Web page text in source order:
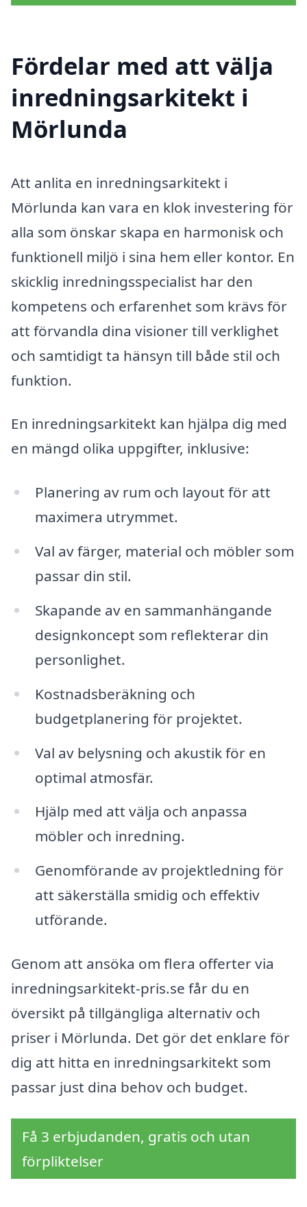
Fördelar med att välja
inredningsarkitekt i
Mörlunda
Att anlita en inredningsarkitekt i
Mörlunda kan vara en klok investering för
alla som önskar skapa en harmonisk och
funktionell miljö i sina hem eller kontor. En
skicklig inredningsspecialist har den
kompetens och erfarenhet som krävs för
att förvandla dina visioner till verklighet
och samtidigt ta hänsyn till både stil och
funktion.
En inredningsarkitekt kan hjälpa dig med
en mängd olika uppgifter, inklusive:
Planering av rum och layout för att
maximera utrymmet.
Val av färger, material och möbler som
passar din stil.
Skapande av en sammanhängande
designkoncept som reflekterar din
personlighet.
Kostnadsberäkning och
budgetplanering för projektet.
Val av belysning och akustik för en
optimal atmosfär.
Hjälp med att välja och anpassa
möbler och inredning.
Genomförande av projektledning för
att säkerställa smidig och effektiv
utförande.
Genom att ansöka om flera offerter via
inredningsarkitekt-pris.se får du en
översikt på tillgängliga alternativ och
priser i Mörlunda. Det gör det enklare för
dig att hitta en inredningsarkitekt som
passar just dina behov och budget.
Få 3 erbjudanden, gratis och utan
förpliktelser